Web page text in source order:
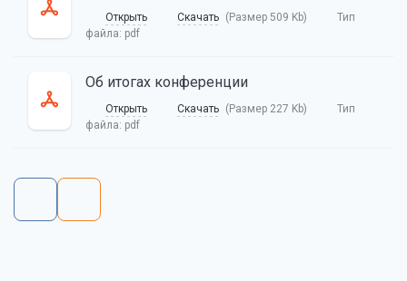
Открыть Скачать (Размер 509 Kb)
Тип
файла: pdf
Об итогах конференции
Открыть Скачать (Размер 227 Kb)
Тип
файла: pdf